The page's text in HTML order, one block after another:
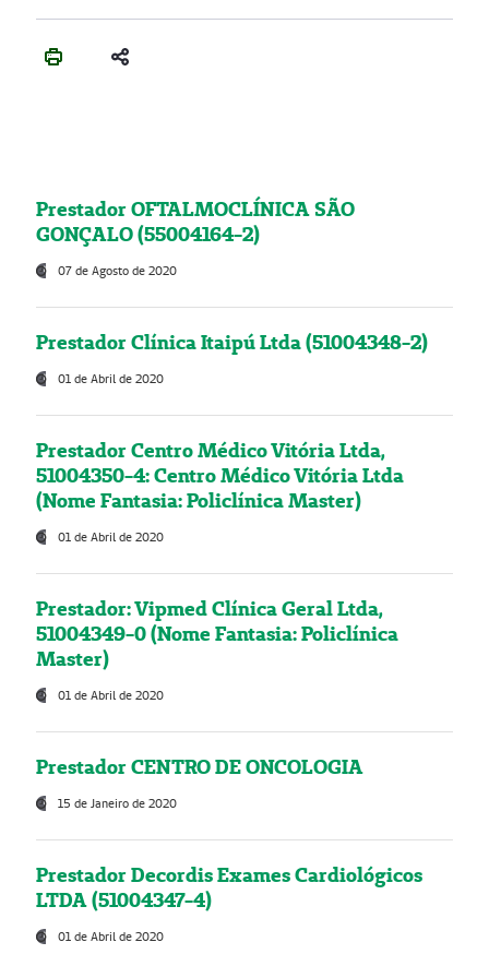
Prestador OFTALMOCLÍNICA SÃO
GONÇALO (55004164-2)
07 de Agosto de 2020
Prestador Clínica Itaipú Ltda (51004348-2)
01 de Abril de 2020
Prestador Centro Médico Vitória Ltda,
51004350-4: Centro Médico Vitória Ltda
(Nome Fantasia: Policlínica Master)
01 de Abril de 2020
Prestador: Vipmed Clínica Geral Ltda,
51004349-0 (Nome Fantasia: Policlínica
Master)
01 de Abril de 2020
Prestador CENTRO DE ONCOLOGIA
15 de Janeiro de 2020
Prestador Decordis Exames Cardiológicos
LTDA (51004347-4)
01 de Abril de 2020